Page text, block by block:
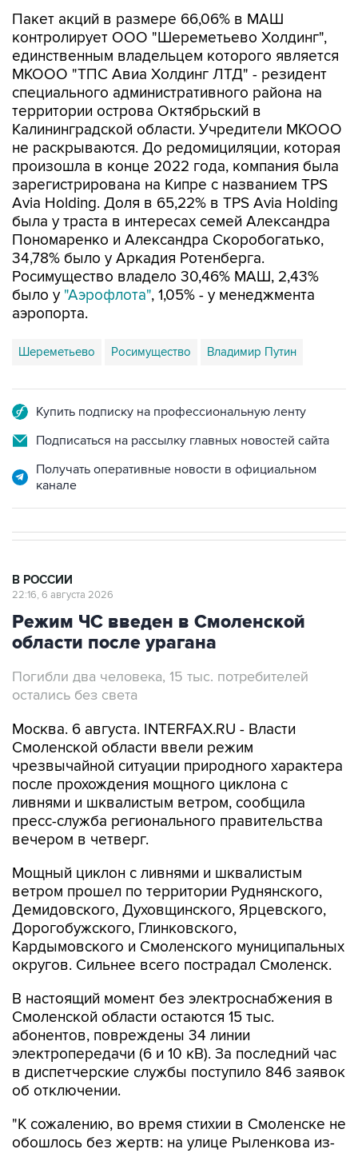
Пакет акций в размере 66,06% в МАШ
контролирует ООО "Шереметьево Холдинг",
единственным владельцем которого является
МКООО "ТПС Авиа Холдинг ЛТД" - резидент
специального административного района на
территории острова Октябрьский в
Калининградской области. Учредители МКООО
не раскрываются. До редомициляции, которая
произошла в конце 2022 года, компания была
зарегистрирована на Кипре с названием TPS
Avia Holding. Доля в 65,22% в TPS Avia Holding
была у траста в интересах семей Александра
Пономаренко и Александра Скоробогатько,
34,78% было у Аркадия Ротенберга.
Росимущество владело 30,46% МАШ, 2,43%
было у "Аэрофлота", 1,05% - у менеджмента
аэропорта.
Шереметьево Росимущество Владимир Путин
Купить подписку на профессиональную ленту
Подписаться на рассылку главных новостей сайта
Получать оперативные новости в официальном
канале
В РОССИИ
22:16, 6 августа 2026
Режим ЧС введен в Смоленской
области после урагана
Погибли два человека, 15 тыс. потребителей
остались без света
Москва. 6 августа. INTERFAX.RU - Власти
Смоленской области ввели режим
чрезвычайной ситуации природного характера
после прохождения мощного циклона с
ливнями и шквалистым ветром, сообщила
пресс-служба регионального правительства
вечером в четверг.
Мощный циклон с ливнями и шквалистым
ветром прошел по территории Руднянского,
Демидовского, Духовщинского, Ярцевского,
Дорогобужского, Глинковского,
Кардымовского и Смоленского муниципальных
округов. Сильнее всего пострадал Смоленск.
В настоящий момент без электроснабжения в
Смоленской области остаются 15 тыс.
абонентов, повреждены 34 линии
электропередачи (6 и 10 кВ). За последний час
в диспетчерские службы поступило 846 заявок
об отключении.
"К сожалению, во время стихии в Смоленске не
обошлось без жертв: на улице Рыленкова из-